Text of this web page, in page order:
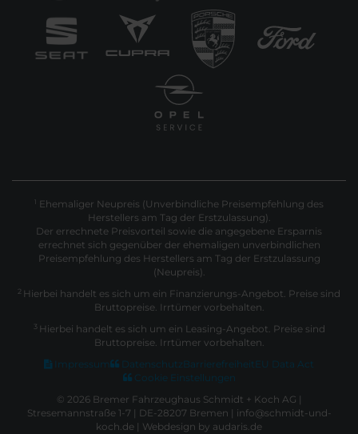
1 Ehemaliger Neupreis (Unverbindliche Preisempfehlung des
Herstellers am Tag der Erstzulassung).
Der errechnete Preisvorteil sowie die angegebene Ersparnis
errechnet sich gegenüber der ehemaligen unverbindlichen
Preisempfehlung des Herstellers am Tag der Erstzulassung
(Neupreis).
2 Hierbei handelt es sich um ein Finanzierungs-Angebot. Preise sind
Bruttopreise. Irrtümer vorbehalten.
3 Hierbei handelt es sich um ein Leasing-Angebot. Preise sind
Bruttopreise. Irrtümer vorbehalten.
Impressum
Datenschutz Barrierefreiheit EU Data Act
Cookie Einstellungen
© 2026 Bremer Fahrzeughaus Schmidt + Koch AG |
Stresemannstraße 1-7 | DE-28207 Bremen | info@schmidt-und-
koch.de | Webdesign by audaris.de